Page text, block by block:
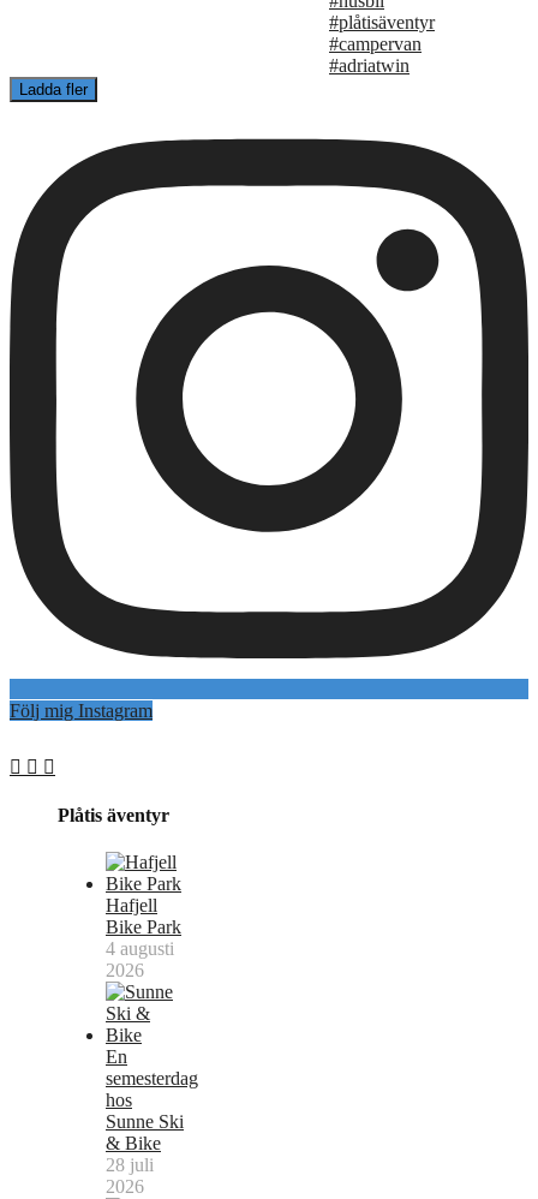
Ladda fler
Följ mig Instagram
Plåtis äventyr
Hafjell
Bike Park
4 augusti
2026
En
semesterdag
hos
Sunne Ski
& Bike
28 juli
2026